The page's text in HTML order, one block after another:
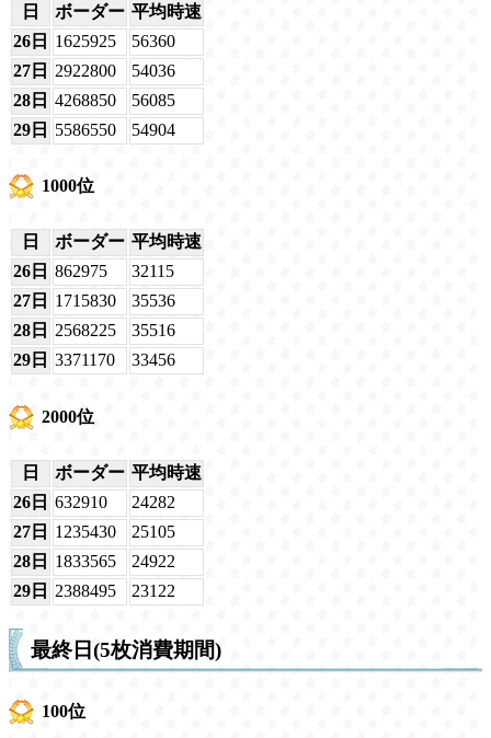
日 ボーダー 平均時速
26日
1625925
56360
27日
2922800
54036
28日 4268850
56085
29日
5586550 54904
1000位
日 ボーダー 平均時速
26日 862975
32115
27日
1715830
35536
28日
2568225
35516
29日 3371170 33456
2000位
日 ボーダー 平均時速
26日 632910
24282
27日
1235430
25105
28日
1833565
24922
29日
2388495 23122
最終日(5枚消費期間)
100位